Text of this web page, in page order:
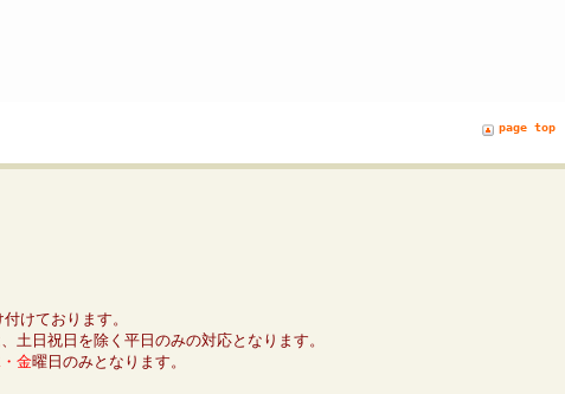
page top
けております。
土日祝日を除く平日のみの対応となります。
金曜日のみとなります。